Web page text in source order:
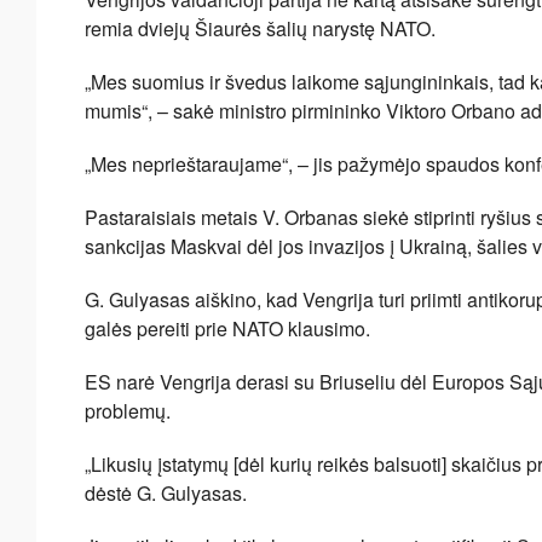
remia dviejų Šiaurės šalių narystę NATO.
„Mes suomius ir švedus laikome sąjungininkais,
mumis“, – sakė ministro pirmininko Viktoro Orbano
„Mes neprieštaraujame“, – jis pažymėjo spaudos
Pastaraisiais metais V. Orbanas siekė stiprinti
sankcijas Maskvai dėl jos invazijos į Ukrainą, šalies
G. Gulyasas aiškino, kad Vengrija turi priimti
galės pereiti prie NATO klausimo.
ES narė Vengrija derasi su Briuseliu dėl Europos
problemų.
„Likusių įstatymų [dėl kurių reikės balsuoti] skaičius
dėstė G. Gulyasas.